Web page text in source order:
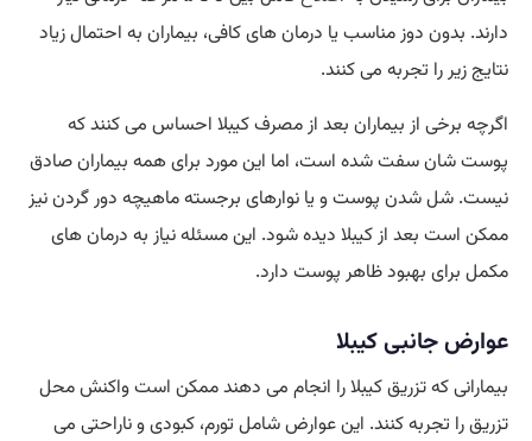
دارند. بدون دوز مناسب یا درمان ‌های کافی، بیماران به احتمال زیاد
نتایج زیر را تجربه می‌ کنند.
اگرچه برخی از بیماران بعد از مصرف کیبلا احساس می ‌کنند که
پوست شان سفت شده ‌است، اما این مورد برای همه بیماران صادق
نیست. شل شدن پوست و یا نوارهای برجسته ماهیچه دور گردن نیز
ممکن است بعد از کیبلا دیده شود. این مسئله نیاز به درمان‌ های
مکمل برای بهبود ظاهر پوست دارد.
عوارض جانبی کیبلا
بیمارانی که تزریق کیبلا را انجام می ‌دهند ممکن است واکنش محل
تزریق را تجربه کنند. این عوارض شامل تورم، کبودی و ناراحتی می